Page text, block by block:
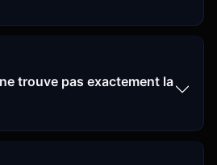
trouve pas exactement la